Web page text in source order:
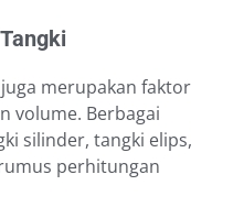
merupakan faktor
volume. Berbagai
silinder, tangki elips,
perhitungan